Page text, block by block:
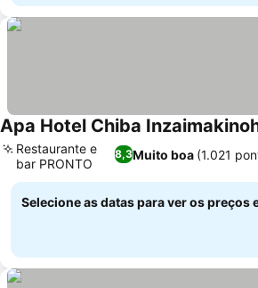
Apa Hotel Chiba
8,3Muito boa (1.021
Restaurante e
bar PRONTO
Selecione as datas para ver os preços